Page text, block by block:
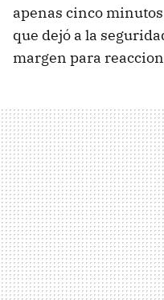
apenas cinco
que dejó a la
margen para